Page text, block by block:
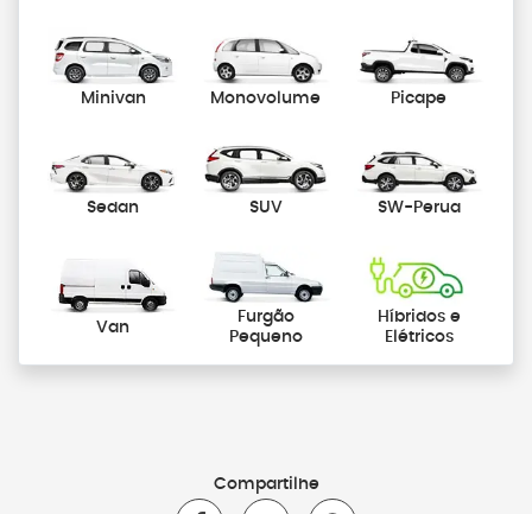
Minivan Monovolume Picape
Sedan SUV SW-Perua
Van
Furgão
Pequeno
Híbridos e
Elétricos
Compartilhe